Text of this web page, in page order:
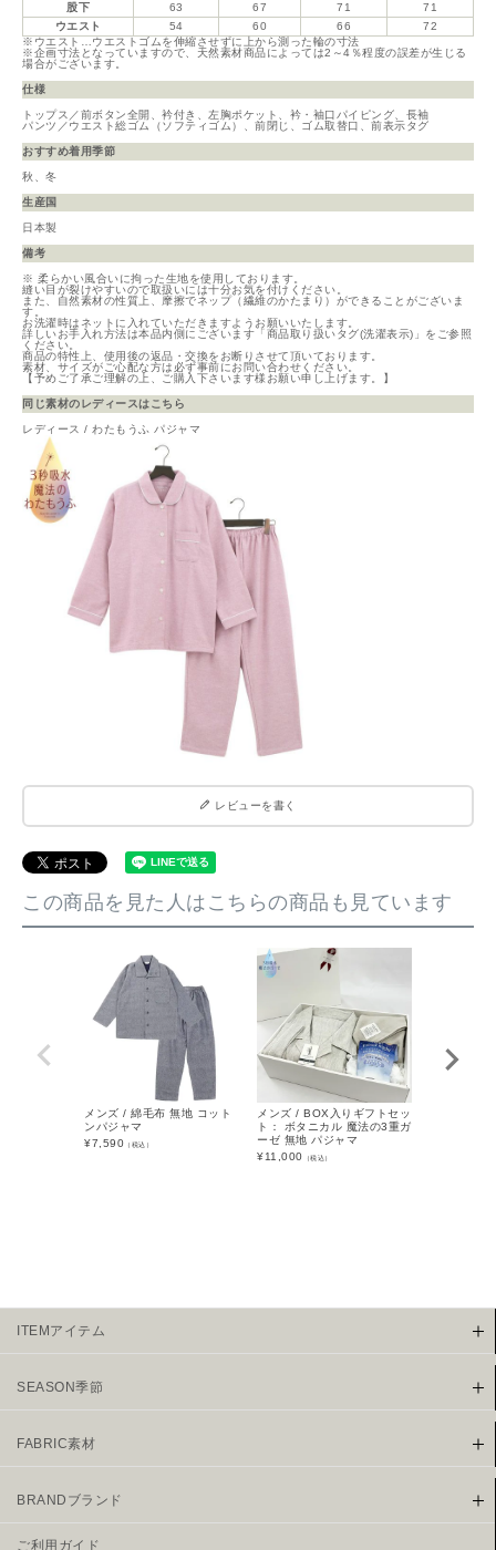
股下
63 67 71
71
ウエスト
54 60 66
72
※ウエスト…ウエストゴムを伸縮させずに上から測った輪の寸法
※企画寸法となっていますので、天然素材商品によっては2～4％程度の誤差が生じる
場合がございます。
仕様
トップス／前ボタン全開、衿付き、左胸ポケット、衿・袖口パイピング、長袖
パンツ／ウエスト総ゴム（ソフティゴム）、前閉じ、ゴム取替口、前表示タグ
おすすめ着用季節
秋、冬
生産国
日本製
備考
※ 柔らかい風合いに拘った生地を使用しております。
縫い目が裂けやすいので取扱いには十分お気を付けください。
また、自然素材の性質上、摩擦でネップ（繊維のかたまり）ができることがございま
す。
お洗濯時はネットに入れていただきますようお願いいたします。
詳しいお手入れ方法は本品内側にございます「商品取り扱いタグ(洗濯表示)」をご参照
ください。
商品の特性上、使用後の返品・交換をお断りさせて頂いております。
素材、サイズがご心配な方は必ず事前にお問い合わせください。
【予めご了承ご理解の上、ご購入下さいます様お願い申し上げます。】
同じ素材のレディースはこちら
レディース / わたもうふ パジャマ
レビューを書く
この商品を見た人はこちらの商品も見ています
メンズ / 綿毛布 無地 コット
ンパジャマ
¥7,590 （税込）
メンズ / BOX入りギフトセッ
ト： ボタニカル 魔法の3重ガ
ーゼ 無地 パジャマ
¥11,000 （税込）
ITEMアイテム
SEASON季節
FABRIC素材
BRANDブランド
ご利用ガイド